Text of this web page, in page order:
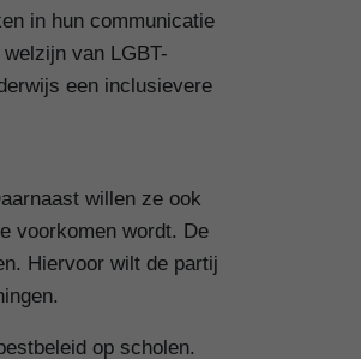
in hun communicatie
van LGBT-
een inclusievere
willen ze ook
voorkomen wordt. De
Hiervoor wilt de partij
op scholen.